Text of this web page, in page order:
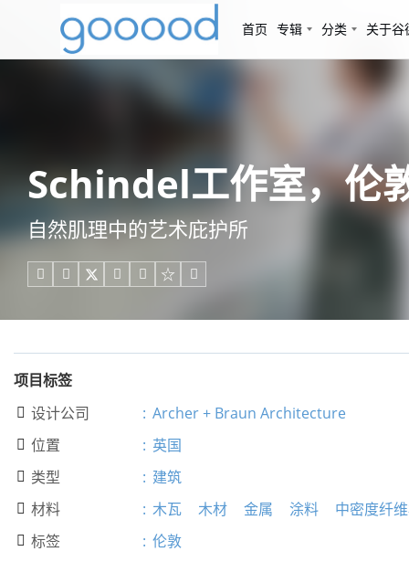
首页 专辑 分类 关于谷
Schindel工作室，
自然肌理中的艺术庇护所
    
项目标签
 设计公司 : Archer + Braun Architecture
 位置 : 英国
 类型 : 建筑
 材料 : 木瓦 木材 金属 涂料 中密度纤
 标签 : 伦敦